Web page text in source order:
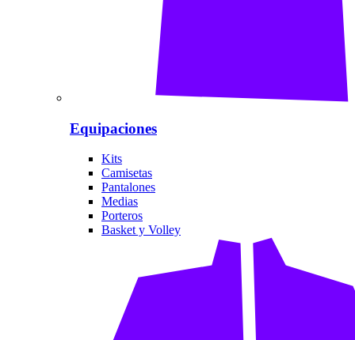
Equipaciones
Kits
Camisetas
Pantalones
Medias
Porteros
Basket y Volley